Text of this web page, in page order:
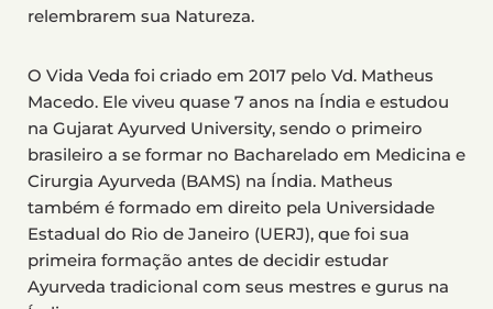
relembrarem sua Natureza.
O Vida Veda foi criado em 2017 pelo Vd. Matheus
Macedo. Ele viveu quase 7 anos na Índia e estudou
na Gujarat Ayurved University, sendo o primeiro
brasileiro a se formar no Bacharelado em Medicina e
Cirurgia Ayurveda (BAMS) na Índia. Matheus
também é formado em direito pela Universidade
Estadual do Rio de Janeiro (UERJ), que foi sua
primeira formação antes de decidir estudar
Ayurveda tradicional com seus mestres e gurus na